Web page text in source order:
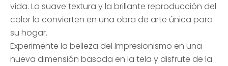
vida. La suave textura y la brillante reproducción del
color lo convierten en una obra de arte única para
su hogar.
Experimente la belleza del Impresionismo en una
nueva dimensión basada en la tela y disfrute de la